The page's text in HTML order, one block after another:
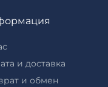
и доставка
и обмен